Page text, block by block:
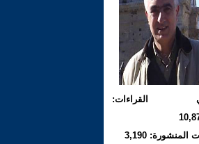
القراءات:
المنشورة: 3,190